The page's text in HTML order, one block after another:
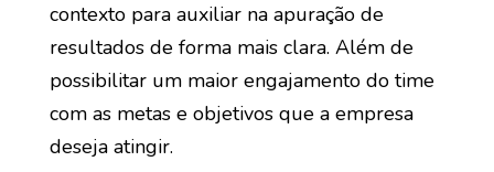
contexto para auxiliar na apuração de
resultados de forma mais clara. Além de
possibilitar um maior engajamento do time
com as metas e objetivos que a empresa
deseja atingir.